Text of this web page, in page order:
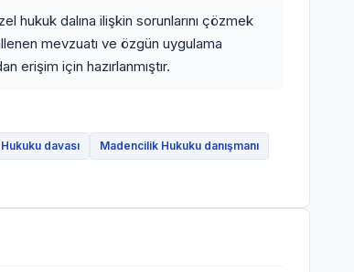
hukuk dalına ilişkin sorunlarını çözmek
mevzuatı ve özgün uygulama
erişim için hazırlanmıştır.
davası
Madencilik Hukuku danışmanı